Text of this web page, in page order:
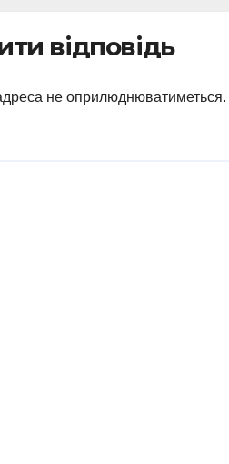
відповідь
не оприлюднюватиметься.